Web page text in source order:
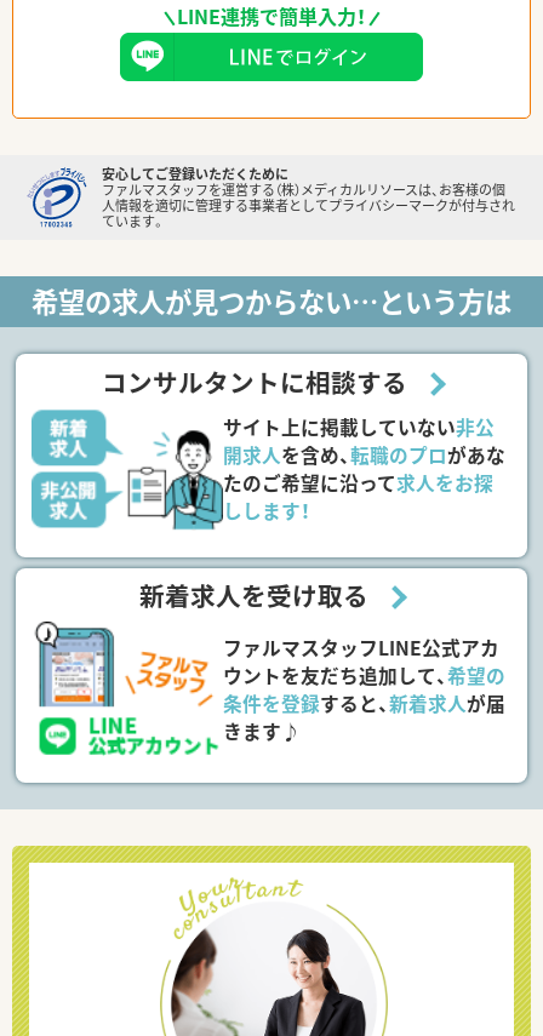
LINE連携で簡単入力！
安心してご登録いただくために
ファルマスタッフを運営する（株）メディカルリソースは、お客様の個
人情報を適切に管理する事業者としてプライバシーマークが付与され
ています。
希望の求人が見つからない…という方は
コンサルタントに相談する
サイト上に掲載していない非公
開求人を含め、転職のプロがあな
たのご希望に沿って求人をお探
しします！
新着求人を受け取る
ファルマスタッフLINE公式アカ
ウントを友だち追加して、希望の
条件を登録すると、新着求人が届
きます♪